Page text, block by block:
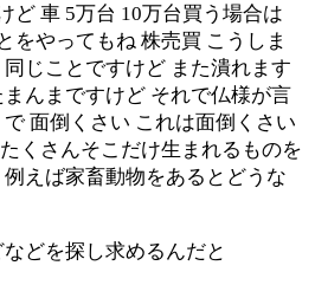
ど 車 5万台 10万台買う場合は
をやってもね 株売買 こうしま
じことですけど また潰れます
んまですけど それで仏様が言
面倒くさい これは面倒くさい
くさんそこだけ生まれるものを
えば家畜動物をあるとどうな
どを探し求めるんだと